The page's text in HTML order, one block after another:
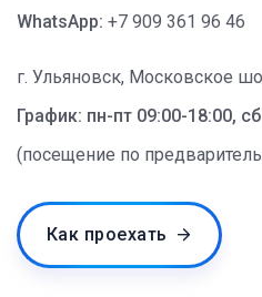
WhatsApp: +7 909 361 96 46
г. Ульяновск, Московское
График: пн-пт 09:00-18:00,
(посещение по
Как проехать